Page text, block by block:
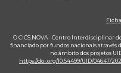
O CICS.NOVA - Centro Interdisciplinar
financiado por fundos nacionais através
no âmbito dos projetos
https://doi.org/10.54499/UID/04647/